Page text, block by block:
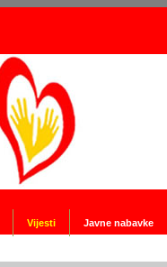
Vijesti Javne nabavke